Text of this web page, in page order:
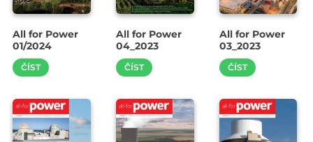
All for Power
01/2024
ČÍST
All for Power
04_2023
ČÍST
All for Power
03_2023
ČÍST